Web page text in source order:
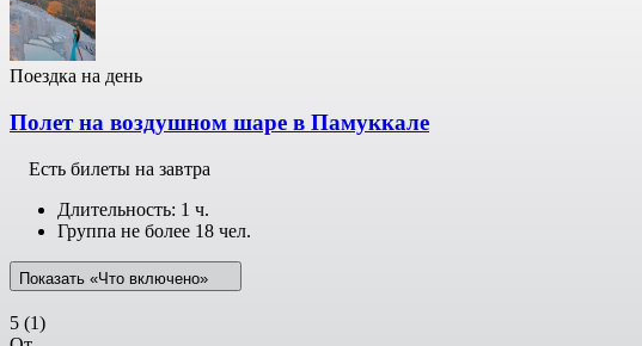
Поездка на день
Полет на воздушном шаре в Памуккале
Есть билеты на завтра
Длительность: 1 ч.
Группа не более 18 чел.
Показать «Что включено»
5 (1)